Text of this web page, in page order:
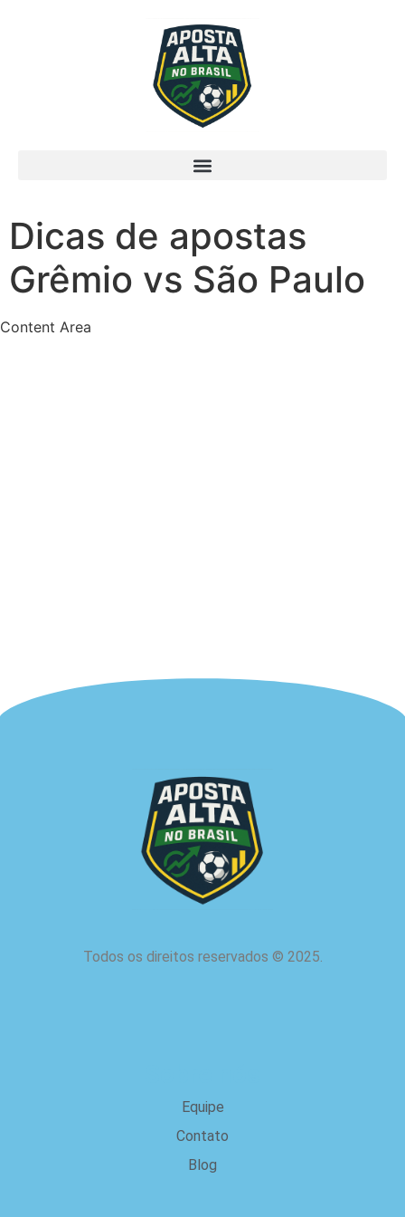
Dicas de apostas
Grêmio vs São Paulo
Content Area
Todos os direitos reservados © 2025.
Equipe
Contato
Blog